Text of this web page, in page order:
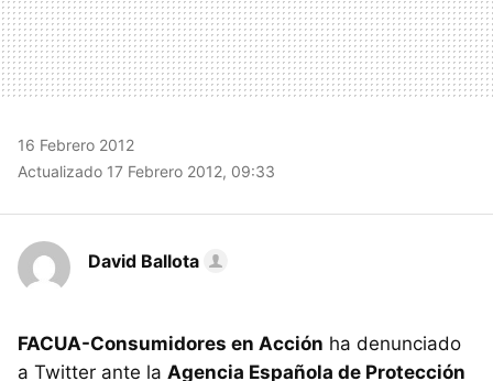
16 Febrero 2012
Actualizado 17 Febrero 2012, 09:33
David Ballota
FACUA-Consumidores en Acción ha denunciado
a Twitter ante la Agencia Española de Protección